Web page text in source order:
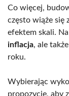
Co więcej,
często wiąże się
efektem skali.
inflacja, ale
roku.
Wybierając
propozycje, aby